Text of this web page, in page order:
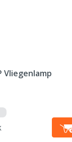
Vliegenlamp